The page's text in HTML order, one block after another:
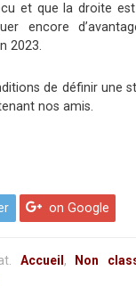
et que la droite
encore
2023.
de définir une
nos amis.
on Google
Accueil , Non